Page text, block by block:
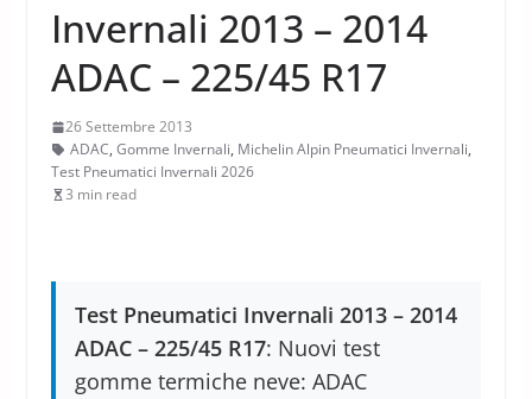
Invernali 2013 – 2014
ADAC – 225/45 R17
26 Settembre 2013
ADAC, Gomme Invernali, Michelin Alpin Pneumatici Invernali,
Test Pneumatici Invernali 2026
3 min read
Test Pneumatici Invernali 2013 – 2014
ADAC – 225/45 R17: Nuovi test
gomme termiche neve: ADAC